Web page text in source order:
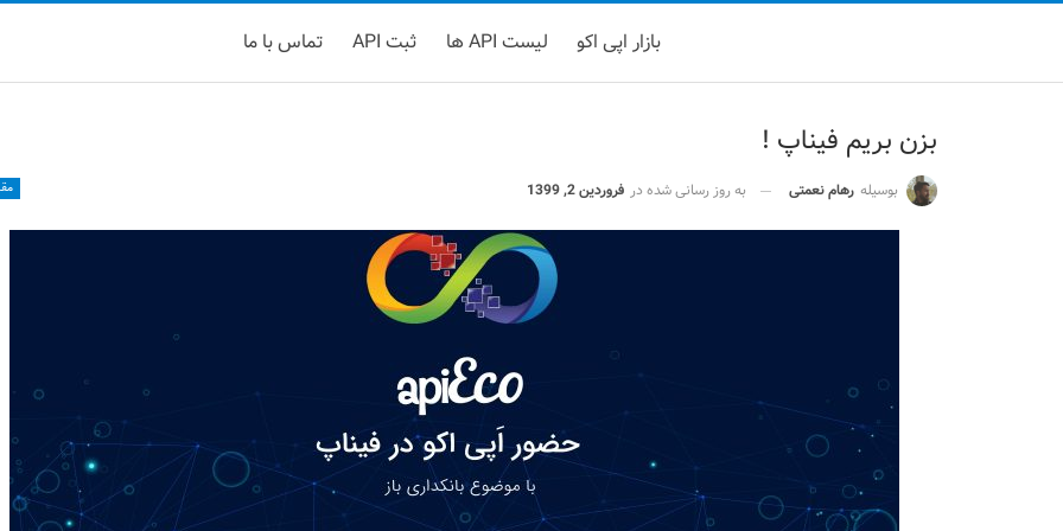
بازار اپی اکو لیست API ها ثبت API تماس با ما
بزن بریم فیناپ !
بوسیله رهام نعمتی به روز رسانی شده در فروردین 2, 1399